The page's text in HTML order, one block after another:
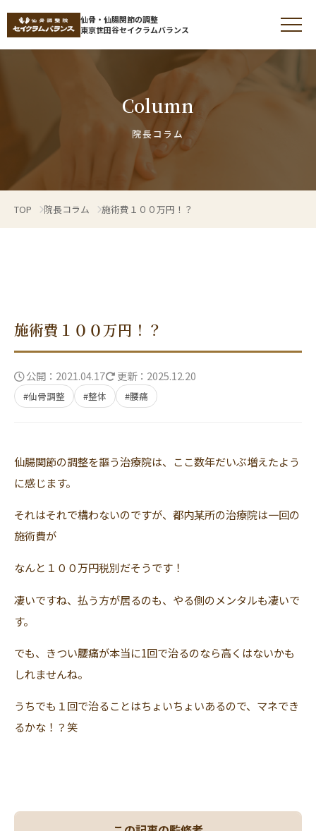
仙骨・仙腸関節の調整
東京世田谷セイクラムバランス
仙骨とは
仙腸関節の痛みやゆがみ
セルフケア・コラム
FAQ
当院について
WEB予約・お問い合わせ
お電話でのお問い合わせ
Column
院長コラム
TOP 院長コラム 施術費１００万円！？
施術費１００万円！？
公開：2021.04.17 更新：2025.12.20
#仙骨調整 #整体 #腰痛
仙腸関節の調整を謳う治療院は、ここ数年だいぶ増えたよう
に感じます。
それはそれで構わないのですが、都内某所の治療院は一回の
施術費が
なんと１００万円税別だそうです！
凄いですね、払う方が居るのも、やる側のメンタルも凄いで
す。
でも、きつい腰痛が本当に1回で治るのなら高くはないかも
しれませんね。
うちでも１回で治ることはちょいちょいあるので、マネでき
るかな！？笑